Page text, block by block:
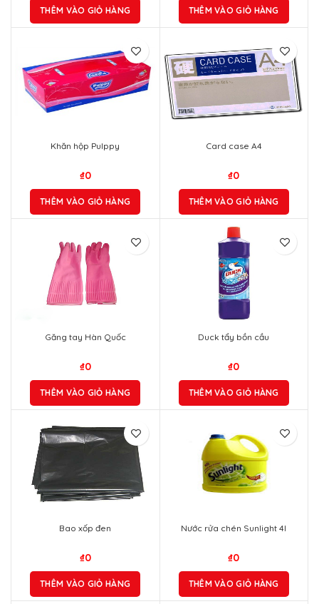
THÊM VÀO GIỎ HÀNG THÊM VÀO GIỎ HÀNG
Khăn hộp Pulppy
₫0
THÊM VÀO GIỎ HÀNG
Card case A4
₫0
THÊM VÀO GIỎ HÀNG
Găng tay Hàn Quốc
₫0
THÊM VÀO GIỎ HÀNG
Duck tẩy bồn cầu
₫0
THÊM VÀO GIỎ HÀNG
Bao xốp đen
₫0
THÊM VÀO GIỎ HÀNG
Nước rửa chén Sunlight 4l
₫0
THÊM VÀO GIỎ HÀNG